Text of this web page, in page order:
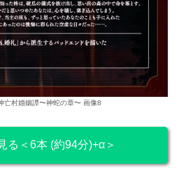
亡村婚姻譚〜神蛇の章〜 画像8
る＜6本 (約94分)+α＞